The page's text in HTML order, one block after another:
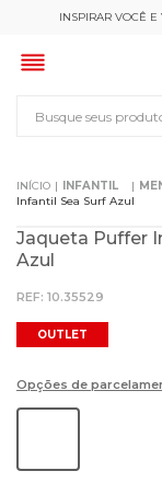
INSPIRAR VOCÊ
INFANTIL
Infantil Sea Surf Azul
Jaqueta Puffer
Azul
: 10.35529
OUTLET
Opções de